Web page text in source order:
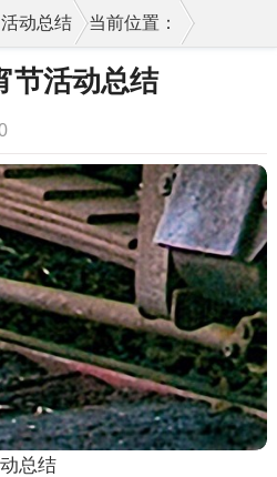
当前位置：
活动总结
节活动总结
总结